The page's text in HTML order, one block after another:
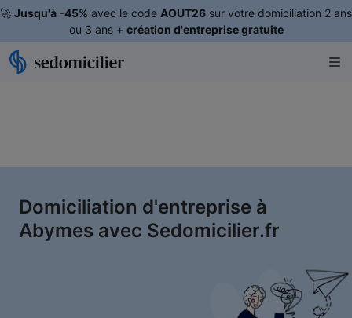
🚀 Jusqu'à -45% avec le code AOUT26 sur votre domiciliation 2 ans
ou 3 ans + création d'entreprise gratuite
Domiciliation d'entreprise à
Abymes avec Sedomicilier.fr